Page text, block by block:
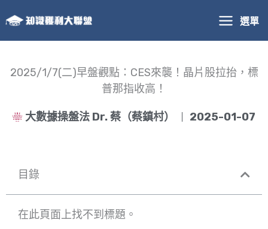
至
主
選單
2025/1/7(二)早盤觀點：CES來襲！晶片股拉抬，標
普那指收高！
大數據操盤法 Dr. 蔡（蔡鎮村） 2025-01-07
目錄
在此頁面上找不到標題。